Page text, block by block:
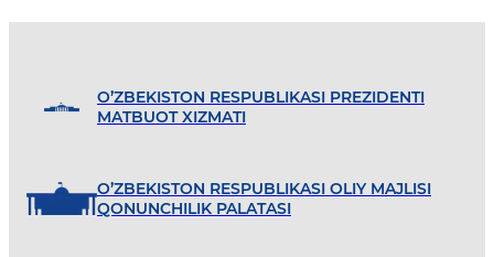
O’ZBEKISTON RESPUBLIKASI PREZIDENTI
MATBUOT XIZMATI
O’ZBEKISTON RESPUBLIKASI OLIY MAJLISI
QONUNCHILIK PALATASI